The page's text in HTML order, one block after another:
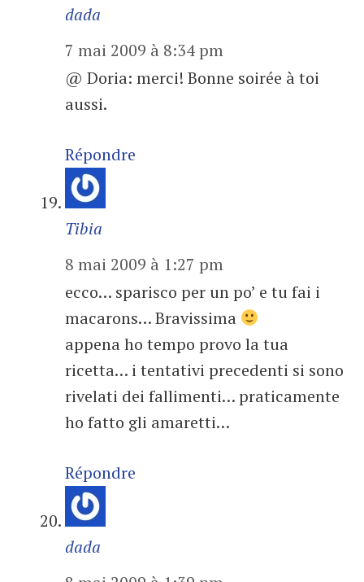
dada
7 mai 2009 à 8:34 pm
@ Doria: merci! Bonne soirée à toi
aussi.
Répondre
Tibia
8 mai 2009 à 1:27 pm
ecco… sparisco per un po’ e tu fai i
macarons… Bravissima
appena ho tempo provo la tua
ricetta… i tentativi precedenti si sono
rivelati dei fallimenti… praticamente
ho fatto gli amaretti…
Répondre
dada